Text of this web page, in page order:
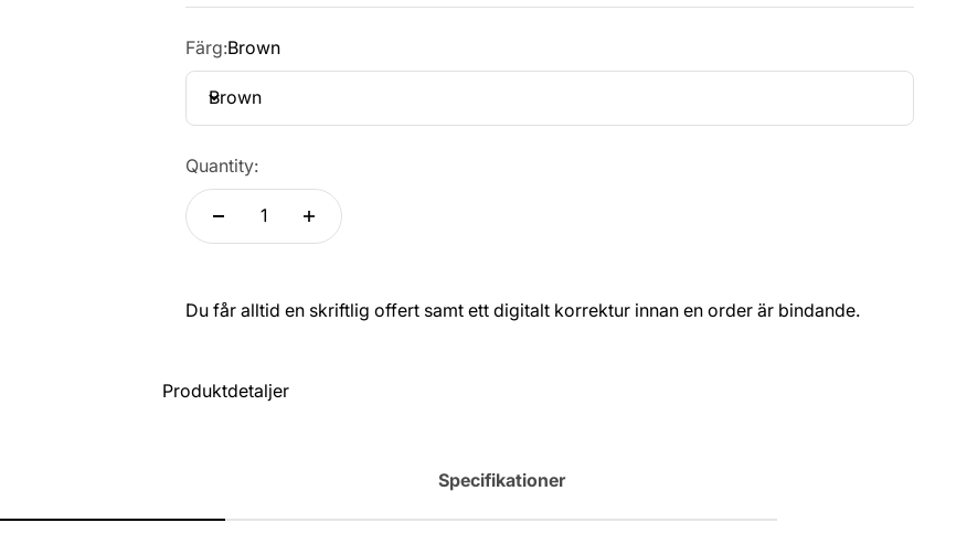
Färg:Brown
Brown
Quantity:
Du får alltid en skriftlig offert samt ett digitalt korrektur innan en order är bindande.
Produktdetaljer
Specifikationer